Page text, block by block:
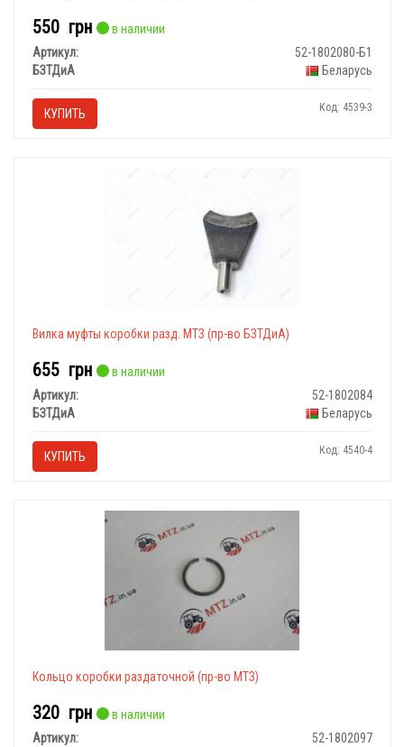
550 грн
в наличии
Артикул:
52-1802080-Б1
БЗТДиА
Беларусь
КУПИТЬ Код: 4539-3
Вилка муфты коробки разд. МТЗ (пр-во БЗТДиА)
655 грн
в наличии
Артикул:
52-1802084
БЗТДиА
Беларусь
КУПИТЬ Код: 4540-4
Кольцо коробки раздаточной (пр-во МТЗ)
320 грн
в наличии
Артикул:
52-1802097